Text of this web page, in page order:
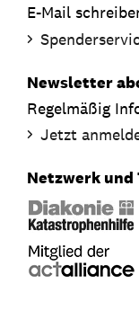
E-Mail
Newsletter
Regelmäßig
Jetzt
Netzwerk und